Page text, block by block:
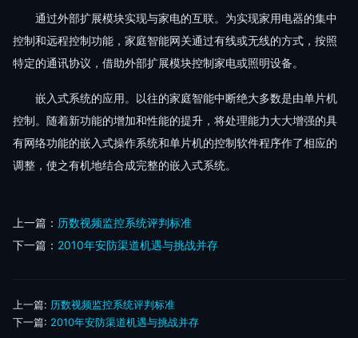
通过外部扩展模块实现与家电的互联。为实现家用电器的集中
控制和远程控制功能，家庭智能网关通过有线或无线的方式，按照
特定的通讯协议，借助外部扩展模块控制家电或照明设备。
嵌入式系统的应用。以往的家庭智能中断绝大多数是由单片机
控制。随着新功能的增加和性能的提升，将处理能力大大增强的具
有网络功能的嵌入式操作系统和单片机的控制软件程序作了相应的
调整，使之有机地结合成完整的嵌入式系统。
上一篇： 历数视频监控系统评判标准
下一篇： 2010年安防渠道机遇与挑战并存
上一篇: 历数视频监控系统评判标准
下一篇: 2010年安防渠道机遇与挑战并存